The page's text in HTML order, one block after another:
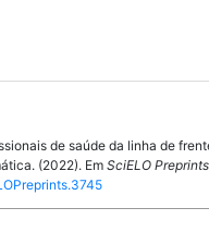
de saúde da linha de
(2022). Em SciELO Preprints